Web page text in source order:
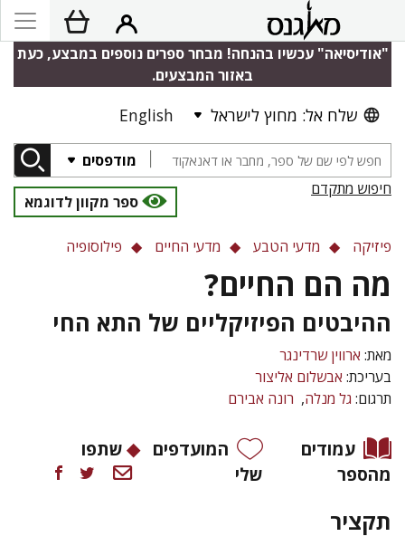
"אודיסיאה" עכשיו בהנחה! מבחר ספרים נוספים במבצע, כעת
באזור המבצעים.
שלח אל: מחוץ לישראל English
מודפסים
חיפוש מתקדם
ספר מקוון לדוגמא
פיזיקה מדעי הטבע מדעי החיים פילוסופיה
מה הם החיים?
ההיבטים הפיזיקליים של התא החי
מאת: ארווין שרדינגר
בעריכת: אבשלום אליצור
תרגום: גל מנלה רונה אבירם
עמודים
מהספר
המועדפים
שלי
שתפו
תקציר